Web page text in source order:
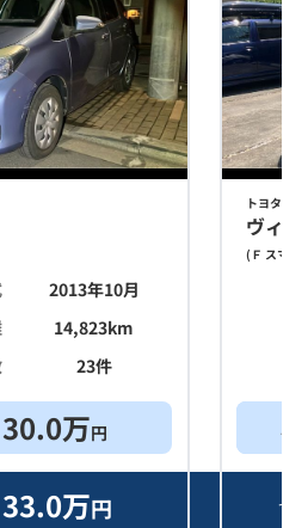
2013年10月
14,823km
23件
30.0万円
33.0万円
トヨタ
ヴィ
( Ｆ スマイ
ス
セ